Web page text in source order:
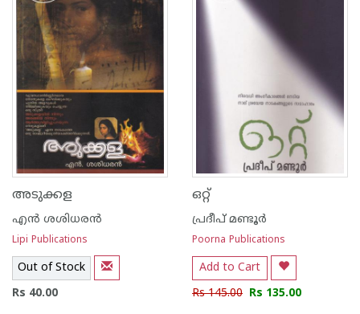
അടുക്കള
എന്‍ ശശിധരന്‍
Lipi Publications
Out of Stock
Rs 40.00
ഒറ്റ്
പ്രദീപ് മണ്ടൂര്‍
Poorna Publications
Add to Cart
Rs 145.00 Rs 135.00